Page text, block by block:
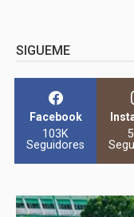
SIGUEME
Facebook
103K
Seguidores